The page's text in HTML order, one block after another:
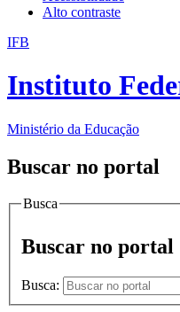
Alto contraste
IFB
Instituto
Ministério da Educação
Buscar no portal
Busca
Buscar no portal
Busca: